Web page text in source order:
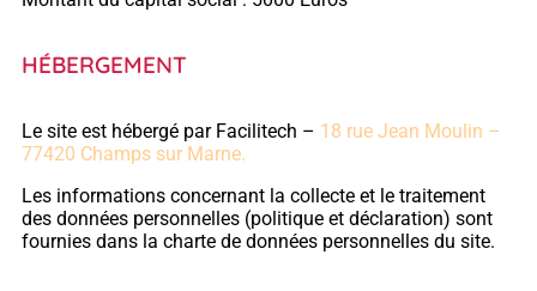
HÉBERGEMENT
Le site est hébergé par Facilitech – 18 rue Jean Moulin –
77420 Champs sur Marne.
Les informations concernant la collecte et le traitement
des données personnelles (politique et déclaration) sont
fournies dans la charte de données personnelles du site.